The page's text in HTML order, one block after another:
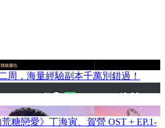
周，海量經驗副本千萬別錯過！
糖戀愛》丁海寅、賀營 OST + EP.1-